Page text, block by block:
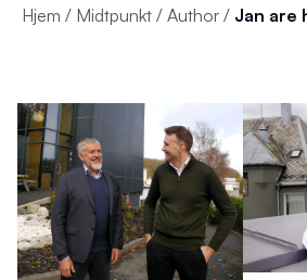
Hjem / Midtpunkt / Author / Jan are